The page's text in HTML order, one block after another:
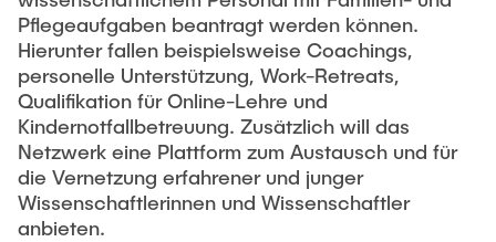
Working at TU Hamburg
Job opportunities
Faculty recruiting
Information for new employees
Internal Information
Alumni
Career Center
Graduate Academy
Doctoral Degrees
Continuing Education
Future Lectures
Team
Research & Transfer News
Interdisciplinary Workshop of the FSP
Management Sciences and Technology
Study Programs
Research and Institutes
Mechanical Engineering
Study programs
Strategy
ECIU University
Contacts & International Team
Pflegeaufgaben beantragt werden können.
Hierunter fallen beispielsweise Coachings,
personelle Unterstützung, Work-Retreats,
Qualifikation für Online-Lehre und
Kindernotfallbetreuung. Zusätzlich will das
Netzwerk eine Plattform zum Austausch und für
die Vernetzung erfahrener und junger
Wissenschaftlerinnen und Wissenschaftler
anbieten.